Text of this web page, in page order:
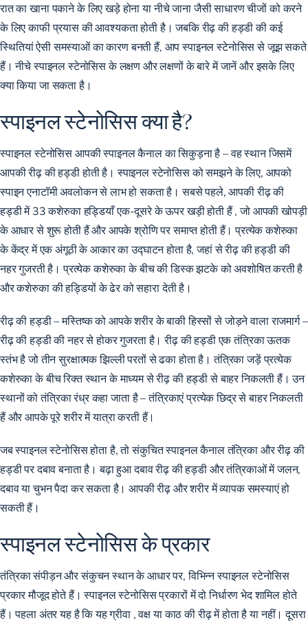
रात का खाना पकाने के लिए खड़े होना या नीचे जाना जैसी साधारण चीजों को करने
के लिए काफी प्रयास की आवश्यकता होती है। जबकि रीढ़ की हड्डी की कई
स्थितियां ऐसी समस्याओं का कारण बनती हैं, आपस्पाइनल स्टेनोसिस से जूझसकते
हैं। नीचे स्पाइनल स्टेनोसिस के लक्षण और लक्षणों के बारे में जानें और इसके लिए
क्या किया जा सकता है।
स्पाइनल स्टेनोसिस क्या है?
स्पाइनल स्टेनोसिस आपकी स्पाइनल कैनाल का सिकुड़ना है – वह स्थान जिसमें
आपकी रीढ़ की हड्डी होती है। स्पाइनल स्टेनोसिस को समझने के लिए, आपको
स्पाइन एनाटॉमी अवलोकन से लाभ हो सकता है। सबसे पहले, आपकीरीढ़ की
हड्डी में 33 कशेरुका हड्डियाँ एक-दूसरे के ऊपर खड़ी होती हैं, जो आपकी खोपड़ी
के आधार से शुरू होती हैं और आपके श्रोणि पर समाप्त होती हैं। प्रत्येक कशेरुका
के केंद्र में एक अंगूठी के आकार का उद्घाटन होता है, जहां से रीढ़ की हड्डी की
नहर गुजरती है। प्रत्येक कशेरुका के बीच की डिस्क झटके को अवशोषित करती है
और कशेरुका की हड्डियों के ढेर को सहारा देती है।
रीढ़ की हड्डी – मस्तिष्क को आपके शरीर के बाकी हिस्सों से जोड़ने वाला राजमार्ग –
रीढ़ की हड्डी की नहर से होकर गुजरता है। रीढ़ की हड्डी एक तंत्रिका ऊतक
स्तंभ है जो तीन सुरक्षात्मक झिल्ली परतों से ढका होता है। तंत्रिका जड़ें प्रत्येक
कशेरुका के बीच रिक्त स्थान के माध्यम से रीढ़ की हड्डी से बाहर निकलती हैं। उन
स्थानों को तंत्रिका रंध्र कहा जाता है – तंत्रिकाएं प्रत्येक छिद्र से बाहर निकलती
हैं और आपके पूरे शरीर में यात्रा करती हैं।
जब स्पाइनल स्टेनोसिस होता है, तो संकुचित स्पाइनल कैनाल तंत्रिका और रीढ़ की
हड्डी पर दबाव बनाता है। बढ़ा हुआ दबाव रीढ़ की हड्डी और तंत्रिकाओं में जलन,
दबाव या चुभन पैदा कर सकता है। आपकी रीढ़ और शरीर में व्यापक समस्याएं हो
सकती हैं।
स्पाइनल स्टेनोसिस के प्रकार
तंत्रिका संपीड़न और संकुचन स्थान के आधार पर, विभिन्न स्पाइनल स्टेनोसिस
प्रकार मौजूद होते हैं। स्पाइनल स्टेनोसिस प्रकारों में दो निर्धारण भेद शामिल होते
हैं। पहला अंतर यह है कि यहग्रीवा, वक्ष याकाठ की रीढ़में होता है या नहीं। दूसरा